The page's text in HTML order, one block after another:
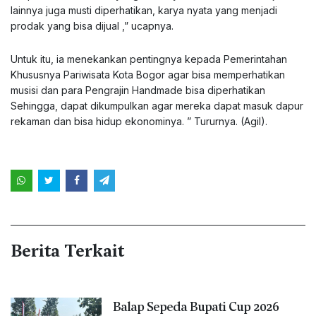
lainnya juga musti diperhatikan, karya nyata yang menjadi
prodak yang bisa dijual ,” ucapnya.
Untuk itu, ia menekankan pentingnya kepada Pemerintahan
Khususnya Pariwisata Kota Bogor agar bisa memperhatikan
musisi dan para Pengrajin Handmade bisa diperhatikan
Sehingga, dapat dikumpulkan agar mereka dapat masuk dapur
rekaman dan bisa hidup ekonominya. ” Tururnya. (Agil).
Berita Terkait
Balap Sepeda Bupati Cup 2026